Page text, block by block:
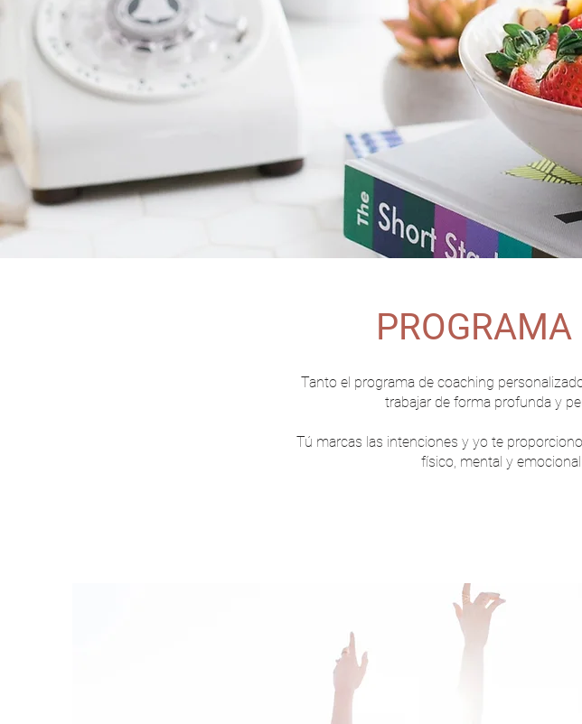
Tanto el programa de coaching
trabajar de forma profunda y
Tú marcas las intenciones y yo te
físico, mental y